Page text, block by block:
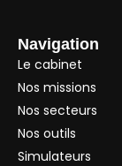
Navigation
Le cabinet
Nos missions
Nos secteurs
Nos outils
Simulateurs